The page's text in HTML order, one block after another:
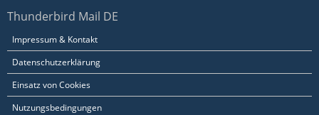
Thunderbird Mail DE
Impressum & Kontakt
Datenschutzerklärung
Einsatz von Cookies
Nutzungsbedingungen